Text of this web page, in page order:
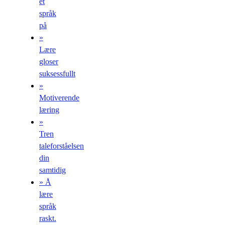
språk
på
»
Lære
gloser
suksessfullt
»
Motiverende
læring
»
Tren
taleforståelsen
din
samtidig
» Å
lære
språk
raskt.